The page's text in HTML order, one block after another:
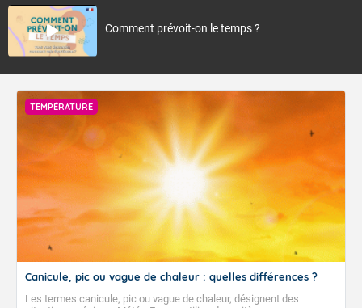
Comment prévoit-on le temps ?
TEMPÉRATURE
Canicule, pic ou vague de chaleur : quelles différences ?
Les termes canicule, pic ou vague de chaleur, désignent des